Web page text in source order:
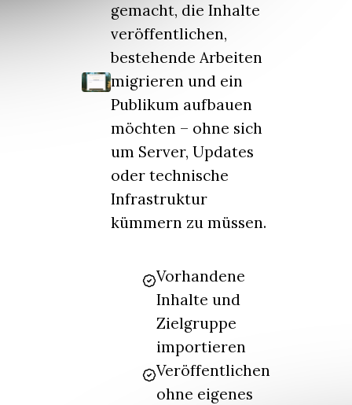
gemacht, die Inhalte
veröffentlichen,
bestehende Arbeiten
migrieren und ein
Publikum aufbauen
möchten – ohne sich
um Server, Updates
oder technische
Infrastruktur
kümmern zu müssen.
Vorhandene
Inhalte und
Zielgruppe
importieren
Veröffentlichen
ohne eigenes